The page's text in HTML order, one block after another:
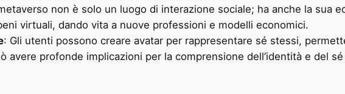
non è solo un luogo di interazione sociale; ha anche la sua
virtuali, dando vita a nuove professioni e modelli economici.
: Gli utenti possono creare avatar per rappresentare sé stessi,
avere profonde implicazioni per la comprensione dell’identità e del sé